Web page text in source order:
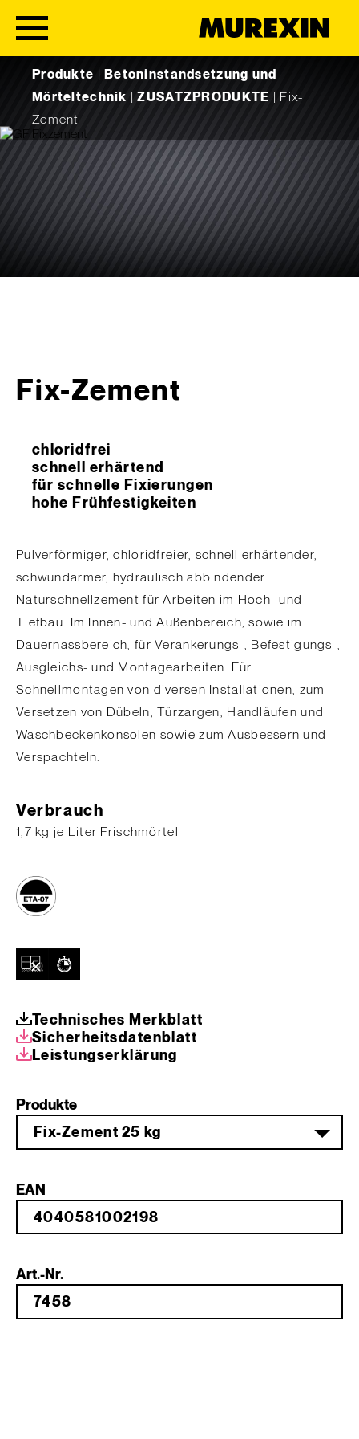
Produkte
Betoninstandsetzung und
Mörteltechnik |ZUSATZPRODUKTE
Fix-
Zement
Fix-Zement
chloridfrei
schnell erhärtend
für schnelle Fixierungen
hohe Frühfestigkeiten
Pulverförmiger, chloridfreier, schnell erhärtender,
schwundarmer, hydraulisch abbindender
Naturschnellzement für Arbeiten im Hoch- und
Tiefbau. Im Innen- und Außenbereich, sowie im
Dauernassbereich, für Verankerungs-, Befestigungs-,
Ausgleichs- und Montagearbeiten. Für
Schnellmontagen von diversen Installationen, zum
Versetzen von Dübeln, Türzargen, Handläufen und
Waschbeckenkonsolen sowie zum Ausbessern und
Verspachteln.
Verbrauch
​​1,7 kg je Liter Frischmörtel
Technisches Merkblatt
Sicherheitsdatenblatt
Leistungserklärung
Produkte
Fix-Zement 25 kg
EAN
Art.-Nr.